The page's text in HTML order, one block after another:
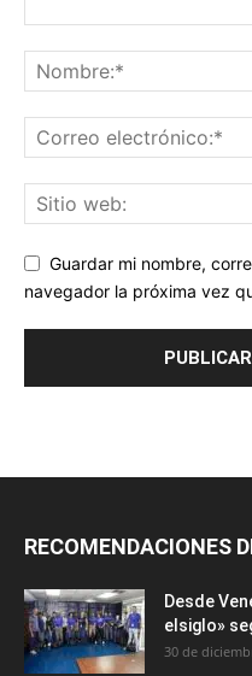
Guardar mi nombre,
navegador la próxima vez
RECOMENDACIONES
Desde
elsiglo»
30 de